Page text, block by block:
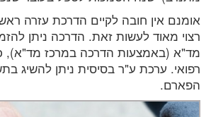
אומנם אין חובה לקיים הדרכת עזרה
רצוי מאוד לעשות זאת. הדרכה ניתן
מד"א (באמצעות הדרכה במרכז מד"א),
רפואי. ערכת ע"ר בסיסית ניתן להשיג
הפארם.